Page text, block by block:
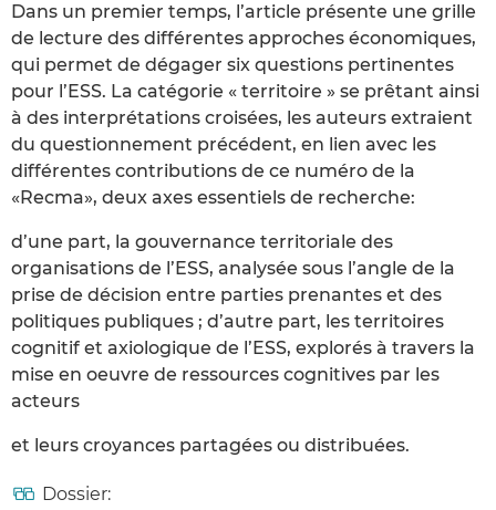
Dans un premier temps, l’article présente une grille
de lecture des différentes approches économiques,
qui permet de dégager six questions pertinentes
pour l’ESS. La catégorie « territoire » se prêtant ainsi
à des interprétations croisées, les auteurs extraient
du questionnement précédent, en lien avec les
différentes contributions de ce numéro de la
«Recma», deux axes essentiels de recherche:
d’une part, la gouvernance territoriale des
organisations de l’ESS, analysée sous l’angle de la
prise de décision entre parties prenantes et des
politiques publiques ; d’autre part, les territoires
cognitif et axiologique de l’ESS, explorés à travers la
mise en oeuvre de ressources cognitives par les
acteurs
et leurs croyances partagées ou distribuées.
Dossier: